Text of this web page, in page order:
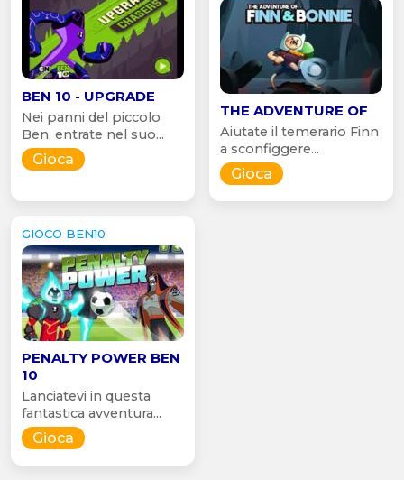
BEN 10 - UPGRADE
Nei panni del piccolo
Ben, entrate nel suo...
Gioca
THE ADVENTURE OF
Aiutate il temerario Finn
a sconfiggere...
Gioca
GIOCO BEN10
PENALTY POWER BEN
10
Lanciatevi in questa
fantastica avventura...
Gioca